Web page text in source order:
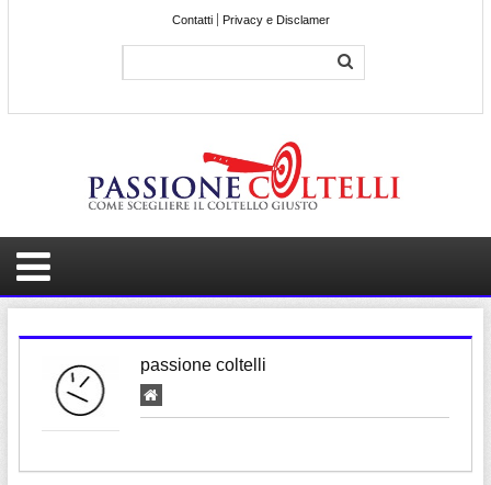
Contatti Privacy e Disclamer
passione coltelli